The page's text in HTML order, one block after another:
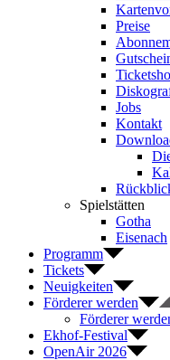
Preise
Jobs
Kontakt
Spielstätten
Gotha
Eisenach
Programm
Tickets
Neuigkeiten
Förderer werden
Förderer
Ekhof-Festival
OpenAir 2026